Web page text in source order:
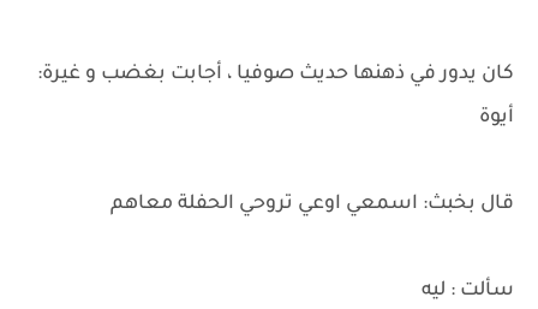
كان يدور في ذهنها حديث صوفيا ، أجابت بغضب و غيرة:
أيوة
قال بخبث: اسمعي اوعي تروحي الحفلة معاهم
سألت : ليه